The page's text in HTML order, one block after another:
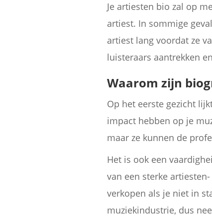
Je artiesten bio zal op
artiest. In sommige
artiest lang voordat ze
luisteraars aantrekken
Waarom zijn
Op het eerste gezicht
impact hebben op je
maar ze kunnen de
Het is ook een
van een sterke
verkopen als je niet in
muziekindustrie, dus